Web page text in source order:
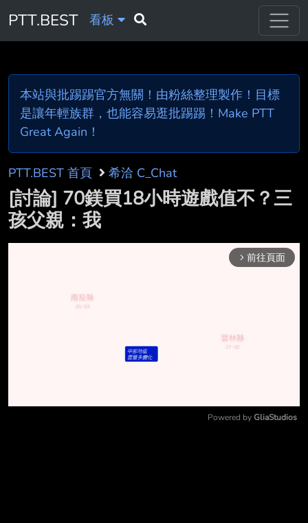
PTT.BEST 看板
本站與批踢踢官方無關！由粉絲整理製作！目標
是讓年輕族群，也能容易逛批踢踢！Make PTT
Great Again！
PTT.BEST 首頁 希洽 C_Chat
[討論] 70鎂買18小時遊戲值不？三
孩父親：我
arrow_forward_ios 前往頁面
Powered by GliaStudios